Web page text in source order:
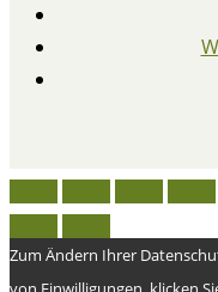
Zum Ändern Ihrer